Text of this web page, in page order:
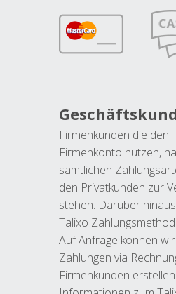
Firmenkunden die den
Firmenkonto nutzen,
sämtlichen
den Privatkunden zur
stehen. Darüber
Talixo
Auf Anfrage können
Zahlungen via
Firmenkunden